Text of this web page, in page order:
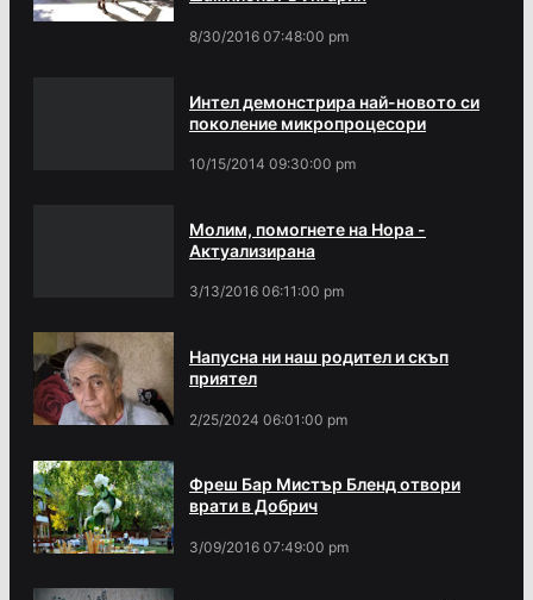
8/30/2016 07:48:00 pm
Интел демонстрира най-новото си
поколение микропроцесори
10/15/2014 09:30:00 pm
Молим, помогнете на Нора -
Актуализирана
3/13/2016 06:11:00 pm
Напусна ни наш родител и скъп
приятел
2/25/2024 06:01:00 pm
Фреш Бар Мистър Бленд отвори
врати в Добрич
3/09/2016 07:49:00 pm